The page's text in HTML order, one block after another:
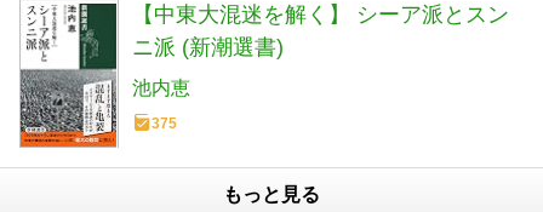
【中東大混迷を解く】 シーア派とスン
ニ派 (新潮選書)
池内恵
375
もっと見る